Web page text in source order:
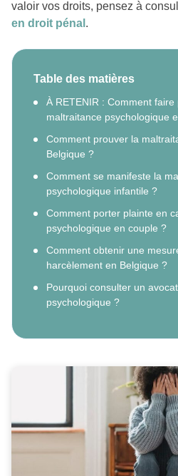
valoir vos droits, pensez à
en droit pénal .
Table des matières
À RETENIR : Comment
maltraitance psychologique
Comment prouver la
Belgique ?
Comment se manifeste la
psychologique infantile ?
Comment porter plainte en
psychologique en couple ?
Comment obtenir une
harcèlement en Belgique ?
Pourquoi consulter un
psychologique ?